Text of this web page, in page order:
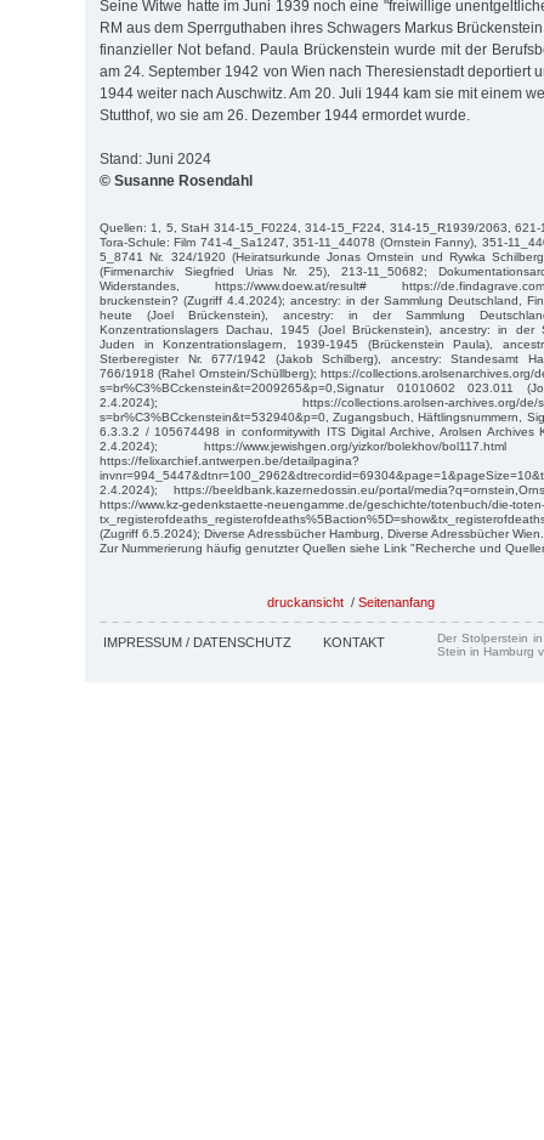
Seine Witwe hatte im Juni 1939 noch eine "freiwillige
RM aus dem Sperrguthaben ihres Schwagers Markus
finanzieller Not befand. Paula Brückenstein wurde mit der
am 24. September 1942 von Wien nach Theresienstadt deportiert
1944 weiter nach Auschwitz. Am 20. Juli 1944 kam sie mit einem
Stutthof, wo sie am 26. Dezember 1944 ermordet wurde.
Stand: Juni 2024
© Susanne Rosendahl
Quellen: 1, 5, StaH 314-15_F0224, 314-15_F224, 314-15_R1939/2063, 621-
Tora-Schule: Film 741-4_Sa1247, 351-11_44078 (Ornstein Fanny), 351-
5_8741 Nr. 324/1920 (Heiratsurkunde Jonas Ornstein und Rywka
(Firmenarchiv Siegfried Urias Nr. 25), 213-11_50682;
Widerstandes, https://www.doew.at/result# https://de.findagrave.com/
bruckenstein? (Zugriff 4.4.2024); ancestry: in der Sammlung Deutschland,
heute (Joel Brückenstein), ancestry: in der Sammlung
Konzentrationslagers Dachau, 1945 (Joel Brückenstein), ancestry: in der
Juden in Konzentrationslagern, 1939-1945 (Brückenstein Paula),
Sterberegister Nr. 677/1942 (Jakob Schilberg), ancestry: Standesamt
766/1918 (Rahel Ornstein/Schüllberg); https://collections.arolsenarchives.org/
s=br%C3%BCckenstein&t=2009265&p=0,Signatur 01010602 023.011
2.4.2024); https://collections.arolsen-archives.org/de/
s=br%C3%BCckenstein&t=532940&p=0, Zugangsbuch, Häftlingsnummern,
6.3.3.2 / 105674498 in conformitywith ITS Digital Archive, Arolsen Archives
2.4.2024); https://www.jewishgen.org/yizkor/bolekhov/
https://felixarchief.antwerpen.be/detailpagina?
2.4.2024); https://beeldbank.kazernedossin.eu/portal/
https://www.kz-gedenkstaette-neuengamme.de/geschichte/totenbuch/die-
(Zugriff 6.5.2024); Diverse Adressbücher Hamburg, Diverse Adressbücher Wien.
Zur Nummerierung häufig genutzter Quellen siehe Link "Recherche und
druckansicht / Seitenanfang
IMPRESSUM / DATENSCHUTZ KONTAKT
Der Stolperstein
Stein in Hamburg